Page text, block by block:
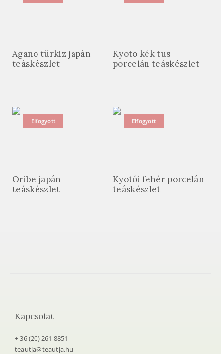
Agano türkiz japán
teáskészlet
Kyoto kék tus
porcelán teáskészlet
Elfogyott
Oribe japán
teáskészlet
Elfogyott
Kyotói fehér porcelán
teáskészlet
Kapcsolat
+ 36 (20) 261 8851
teautja@teautja.hu